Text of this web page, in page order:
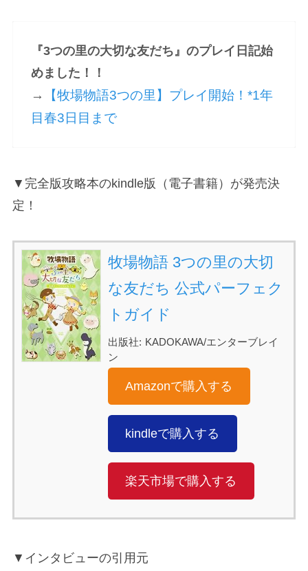
『3つの里の大切な友だち』のプレイ日記始
めました！！
→
【牧場物語3つの里】プレイ開始！*1年
目春3日目まで
▼完全版攻略本のkindle版（電子書籍）が発売決
定！
牧場物語 3つの里の大切
な友だち 公式パーフェク
トガイド
出版社: KADOKAWA/エンターブレイ
ン
Amazonで購入する
kindleで購入する
楽天市場で購入する
▼インタビューの引用元